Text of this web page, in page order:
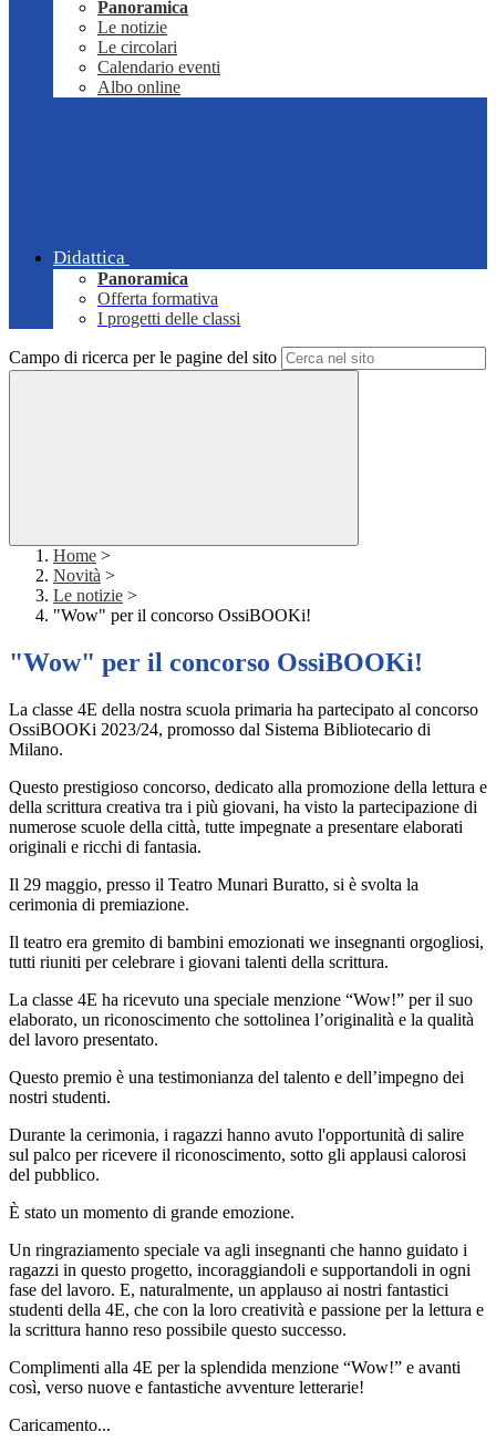
Panoramica
Le notizie
Le circolari
Calendario eventi
Albo online
Didattica
Panoramica
Offerta formativa
I progetti delle classi
Campo di ricerca per le pagine del sito
Home >
Novità >
Le notizie >
"Wow" per il concorso OssiBOOKi!
"Wow" per il concorso OssiBOOKi!
La classe 4E della nostra scuola primaria ha partecipato al concorso
OssiBOOKi 2023/24, promosso dal Sistema Bibliotecario di
Milano.
Questo prestigioso concorso, dedicato alla promozione della lettura e
della scrittura creativa tra i più giovani, ha visto la partecipazione di
numerose scuole della città, tutte impegnate a presentare elaborati
originali e ricchi di fantasia.
Il 29 maggio, presso il Teatro Munari Buratto, si è svolta la
cerimonia di premiazione.
Il teatro era gremito di bambini emozionati we insegnanti orgogliosi,
tutti riuniti per celebrare i giovani talenti della scrittura.
La classe 4E ha ricevuto una speciale menzione “Wow!” per il suo
elaborato, un riconoscimento che sottolinea l’originalità e la qualità
del lavoro presentato.
Questo premio è una testimonianza del talento e dell’impegno dei
nostri studenti.
Durante la cerimonia, i ragazzi hanno avuto l'opportunità di salire
sul palco per ricevere il riconoscimento, sotto gli applausi calorosi
del pubblico.
È stato un momento di grande emozione.
Un ringraziamento speciale va agli insegnanti che hanno guidato i
ragazzi in questo progetto, incoraggiandoli e supportandoli in ogni
fase del lavoro. E, naturalmente, un applauso ai nostri fantastici
studenti della 4E, che con la loro creatività e passione per la lettura e
la scrittura hanno reso possibile questo successo.
Complimenti alla 4E per la splendida menzione “Wow!” e avanti
così, verso nuove e fantastiche avventure letterarie!
Caricamento...